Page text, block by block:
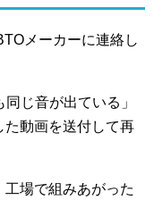
メーカーに連絡し
じ音が出ている」
た動画を送付して再
場で組みあがった